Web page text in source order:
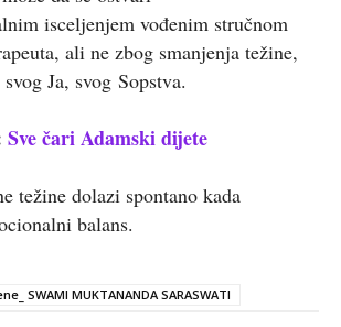
isceljenjem vođenim stručnom
ali ne zbog smanjenja težine,
Ja, svog Sopstva.
Sve čari Adamski dijete
težine dolazi spontano kada
balans.
SWAMI MUKTANANDA SARASWATI